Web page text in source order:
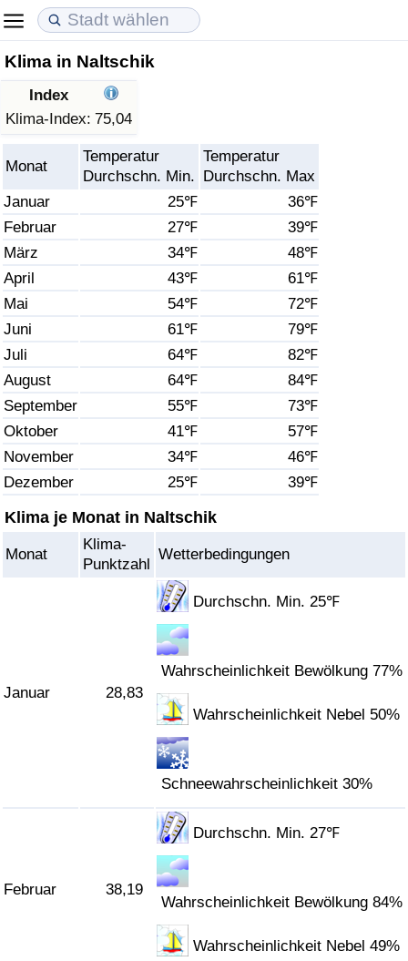
Klima in Naltschik
Index
Klima-Index: 75,04
Monat
Temperatur
Durchschn. Min.
Temperatur
Durchschn. Max
Januar
25℉
36℉
Februar
27℉
39℉
März
34℉
48℉
April
43℉
61℉
Mai
54℉
72℉
Juni
61℉
79℉
Juli
64℉
82℉
August
64℉
84℉
September
55℉
73℉
Oktober
41℉
57℉
November
34℉
46℉
Dezember
25℉ 39℉
Klima je Monat in Naltschik
Monat
Klima-
Punktzahl
Wetterbedingungen
Januar 28,83
Durchschn. Min. 25℉
Wahrscheinlichkeit Bewölkung 77%
Wahrscheinlichkeit Nebel 50%
Schneewahrscheinlichkeit 30%
Februar 38,19
Durchschn. Min. 27℉
Wahrscheinlichkeit Bewölkung 84%
Wahrscheinlichkeit Nebel 49%
Lebenshaltungskosten
Lebenshaltungskosten-Index (aktuell)
Lebenshaltungskosten-Index
Lebenshaltungskosten-Index nach Land
in Akaba
Immobilienpreise
Immobilienpreis-Index (aktuell)
Immobilienpreis-Index
Immobilienpreis-Index nach Land
Lebensqualität
Lebensqualität-Index
Lebensqualität-Index (aktuell)
Lebensqualitätsindex nach Land
Kriminalität
Kriminalitäts-Index (aktuell)
Kriminalitäts-Index
Kriminalitätsindex nach Land
Gesundheitsversorgung
Gesundheitsversorgungs-Index (aktuell)
Gesundheitsversorgungs-Index nach Land
Umweltverschmutzung
Umweltverschmutzungs-Index (aktuell)
Verschmutzungsindex
Umweltverschmutzungs-Index nach Land
Verkehrs-Index (aktuell)
Verkehrs-Index nach Land